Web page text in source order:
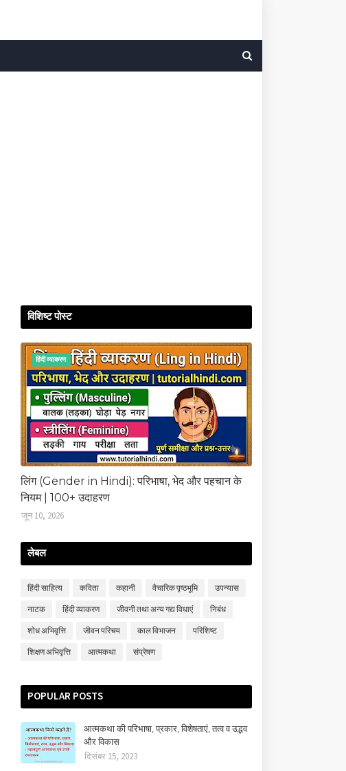
विशिष्ट पोस्ट
हिंदी व्‍याकरण
लिंग (Gender in Hindi): परिभाषा, भेद और पहचान के
नियम | 100+ उदाहरण
जून 10, 2026
लेबल
हिंदी साहित्‍य कविता कहानी वैचारिक पृष्ठभूमि उपन्‍यास
नाटक हिंदी व्‍याकरण जीवनी तथा अन्य गद्य विधाएं निबंध
शोध अभिवृत्ति जीवन परिचय काल विभाजन परिशिष्‍ट
शिक्षण अभिवृत्ति आत्मकथा संप्रेषण
POPULAR POSTS
आत्मकथा की परिभाषा, प्रकार, विशेषताएं, तत्‍व व उद्भव
और विकास
दिसंबर 15, 2023